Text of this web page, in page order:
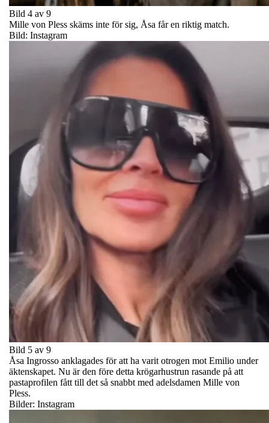
Bild 4 av 9
Mille von Pless skäms inte för sig, Åsa får en riktig match.
Bild: Instagram
Bild 5 av 9
Åsa Ingrosso anklagades för att ha varit otrogen mot Emilio under
äktenskapet. Nu är den före detta krögarhustrun rasande på att
pastaprofilen fått till det så snabbt med adelsdamen Mille von
Pless.
Bilder: Instagram